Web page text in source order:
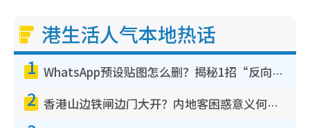
港生活人气本地热话
1 WhatsApp预设贴图怎么删？揭秘1招“反向操作”还原简洁界面 附3步实测教程
2 香港山边铁闸边门大开？内地客困惑意义何在！网友神回复：这种叫法理性防御